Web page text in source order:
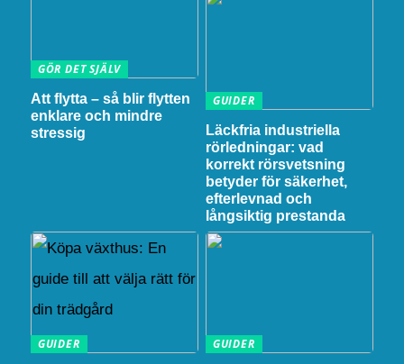
GÖR DET SJÄLV
Att flytta – så blir flytten
enklare och mindre
stressig
GUIDER
Läckfria industriella
rörledningar: vad
korrekt rörsvetsning
betyder för säkerhet,
efterlevnad och
långsiktig prestanda
GUIDER
GUIDER